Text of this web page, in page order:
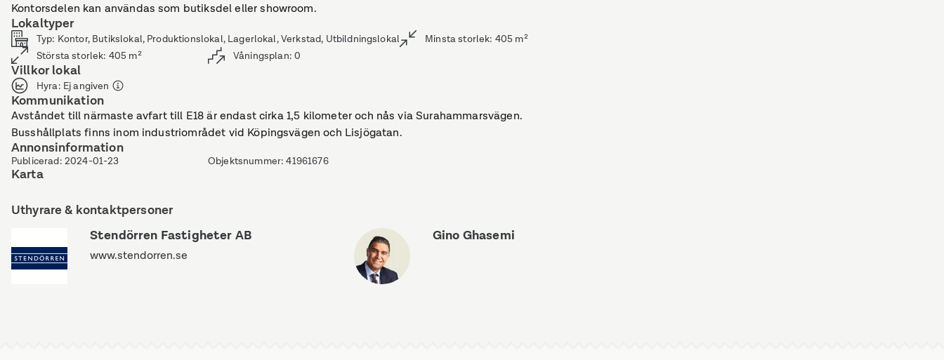
Kontorsdelen kan användas som butiksdel eller showroom.
Lokaltyper
Typ: Kontor, Butikslokal, Produktionslokal, Lagerlokal, Verkstad, Utbildningslokal Minsta storlek: 405 m²
Största storlek: 405 m² Våningsplan:0
Villkor lokal
Hyra: Ej angiven
Kommunikation
Avståndet till närmaste avfart till E18 är endast cirka 1,5 kilometer och nås via Surahammarsvägen.
Busshållplats finns inom industriområdet vid Köpingsvägen och Lisjögatan.
Annonsinformation
Publicerad: 2024-01-23 Objektsnummer:41961676
Karta
Uthyrare & kontaktpersoner
Stendörren Fastigheter AB
www.stendorren.se
Gino Ghasemi